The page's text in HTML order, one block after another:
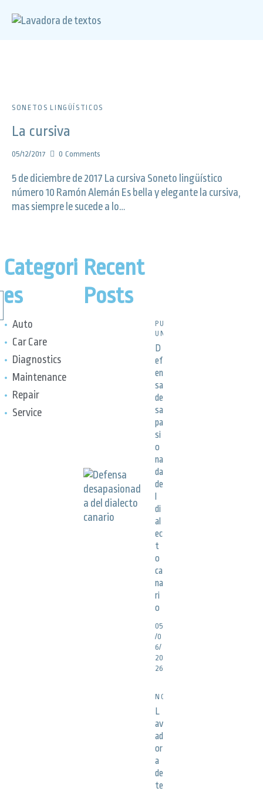
SONETOS LINGÜÍSTICOS
La cursiva
05/12/2017 0 Comments
5 de diciembre de 2017 La cursiva Soneto lingüístico
número 10 Ramón Alemán Es bella y elegante la cursiva,
mas siempre le sucede a lo…
Categori
es
Auto
Car Care
Diagnostics
Maintenance
Repair
Service
Recent
Posts
PUBLICACIONES,
UNCATEGORIZED
D
ef
en
sa
de
sa
pa
si
o
na
da
de
di
al
ec
t
o
ca
na
ri
o
05
/0
6/
20
26
NOTICIAS
L
av
ad
or
a
de
te